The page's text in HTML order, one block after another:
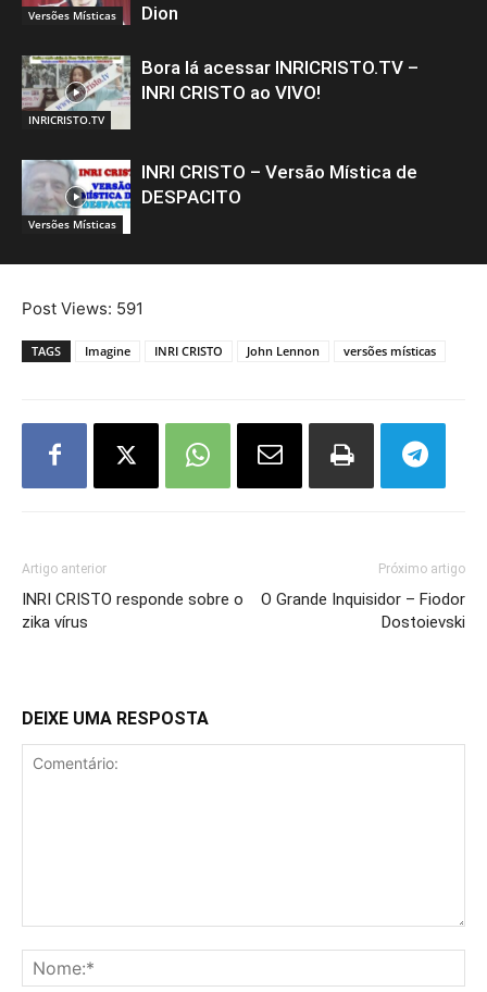
Versões Místicas
Dion
INRICRISTO.TV
Bora lá acessar INRICRISTO.TV –
INRI CRISTO ao VIVO!
Versões Místicas
INRI CRISTO – Versão Mística de
DESPACITO
Post Views: 591
TAGS Imagine INRI CRISTO John Lennon versões místicas
Artigo anterior
INRI CRISTO responde sobre o
zika vírus
Próximo artigo
O Grande Inquisidor – Fiodor
Dostoievski
DEIXE UMA RESPOSTA